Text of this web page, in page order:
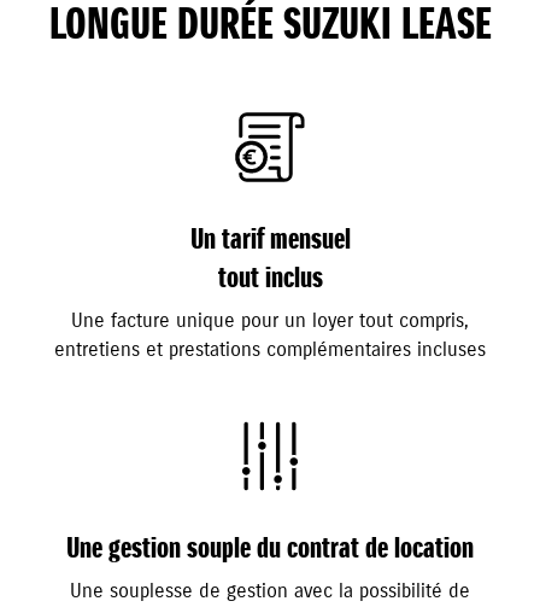
LONGUE DURÉE SUZUKI LEASE
Un tarif mensuel
tout inclus
Une facture unique pour un loyer tout compris,
entretiens et prestations complémentaires incluses
Une gestion souple du contrat de location
Une souplesse de gestion avec la possibilité de